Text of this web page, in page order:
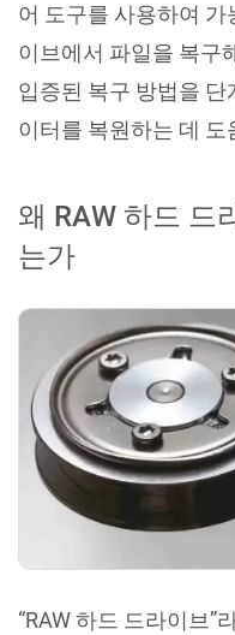
어 도구를 사용하여 가
이브에서 파일을 복구
입증된 복구 방법을 단
이터를 복원하는 데 도
왜 RAW 하드 드
는가
“RAW 하드 드라이브”